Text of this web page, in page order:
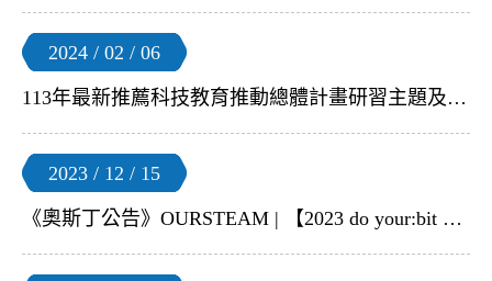
2024 / 02 / 06
113年最新推薦科技教育推動總體計畫研習主題及5G新科技計畫MR教具
2023 / 12 / 15
《奧斯丁公告》OURSTEAM | 【2023 do your:bit 台灣區公開展覽的優選作品名單】